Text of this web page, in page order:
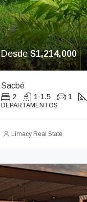
Desde$1,214,000
Sacbé
2 1-1.5 1
DEPARTAMENTOS
Limacy Real State